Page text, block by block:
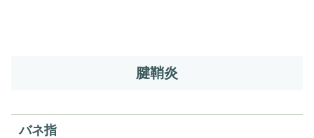
腱鞘炎
バネ指